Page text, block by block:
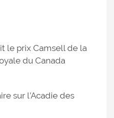
le prix Camsell de la
du Canada
sur l’Acadie des